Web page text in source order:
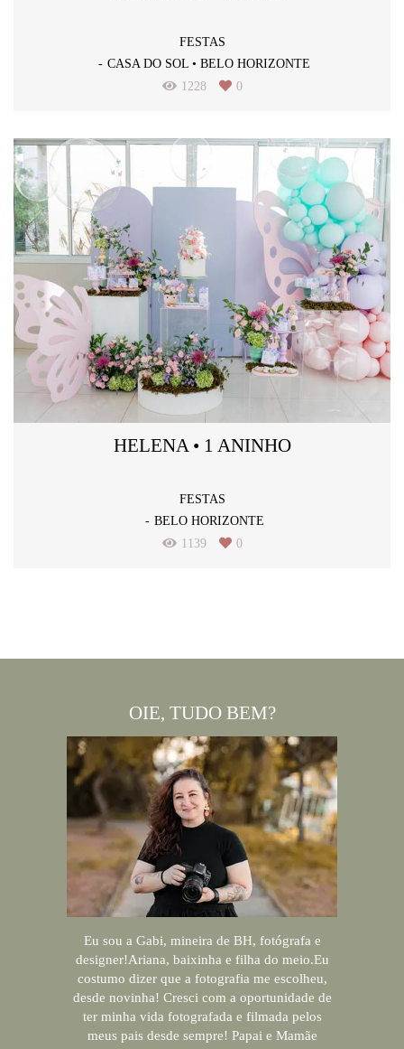
FESTAS
CASA DO SOL • BELO HORIZONTE
1228
0
HELENA • 1 ANINHO
FESTAS
BELO HORIZONTE
1139
0
OIE, TUDO BEM?
Eu sou a Gabi, mineira de BH, fotógrafa e
designer!Ariana, baixinha e filha do meio.Eu
costumo dizer que a fotografia me escolheu,
desde novinha! Cresci com a oportunidade de
ter minha vida fotografada e filmada pelos
meus pais desde sempre! Papai e Mamãe